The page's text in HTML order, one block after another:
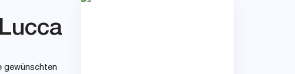
gewünschten